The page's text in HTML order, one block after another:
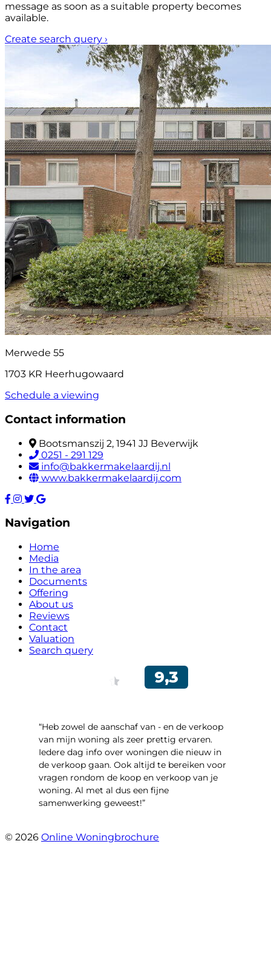
message as soon as a suitable property becomes
available.
Create search query ›
Merwede 55
1703 KR Heerhugowaard
Schedule a viewing
Contact information
Bootsmanszij 2, 1941 JJ Beverwijk
0251 - 291 129
info@bakkermakelaardij.nl
www.bakkermakelaardij.com
Navigation
Home
Media
In the area
Documents
Offering
About us
Reviews
Contact
Valuation
Search query
“Heb zowel de aanschaf van - en de verkoop
van mijn woning als zeer prettig ervaren.
Iedere dag info over woningen die nieuw in
de verkoop gaan. Ook altijd te bereiken voor
vragen rondom de koop en verkoop van je
woning. Al met al dus een fijne
samenwerking geweest!”
© 2026 Online Woningbrochure